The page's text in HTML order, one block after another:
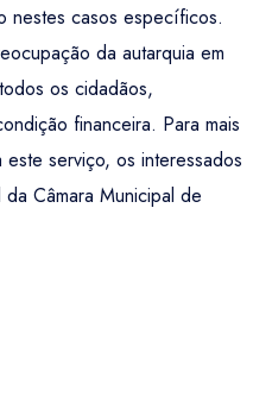
nestes casos específicos.
da autarquia em
os cidadãos,
financeira. Para mais
serviço, os interessados
Câmara Municipal de